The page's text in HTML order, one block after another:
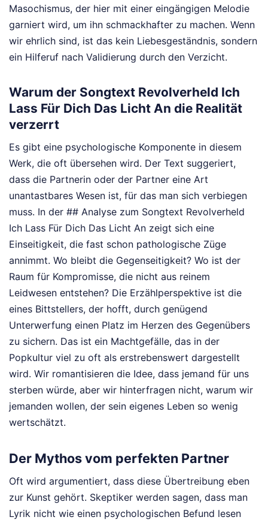
Masochismus, der hier mit einer eingängigen Melodie
garniert wird, um ihn schmackhafter zu machen. Wenn
wir ehrlich sind, ist das kein Liebesgeständnis, sondern
ein Hilferuf nach Validierung durch den Verzicht.
Warum der Songtext Revolverheld Ich
Lass Für Dich Das Licht An die Realität
verzerrt
Es gibt eine psychologische Komponente in diesem
Werk, die oft übersehen wird. Der Text suggeriert,
dass die Partnerin oder der Partner eine Art
unantastbares Wesen ist, für das man sich verbiegen
muss. In der ## Analyse zum Songtext Revolverheld
Ich Lass Für Dich Das Licht An zeigt sich eine
Einseitigkeit, die fast schon pathologische Züge
annimmt. Wo bleibt die Gegenseitigkeit? Wo ist der
Raum für Kompromisse, die nicht aus reinem
Leidwesen entstehen? Die Erzählperspektive ist die
eines Bittstellers, der hofft, durch genügend
Unterwerfung einen Platz im Herzen des Gegenübers
zu sichern. Das ist ein Machtgefälle, das in der
Popkultur viel zu oft als erstrebenswert dargestellt
wird. Wir romantisieren die Idee, dass jemand für uns
sterben würde, aber wir hinterfragen nicht, warum wir
jemanden wollen, der sein eigenes Leben so wenig
wertschätzt.
Der Mythos vom perfekten Partner
Oft wird argumentiert, dass diese Übertreibung eben
zur Kunst gehört. Skeptiker werden sagen, dass man
Lyrik nicht wie einen psychologischen Befund lesen